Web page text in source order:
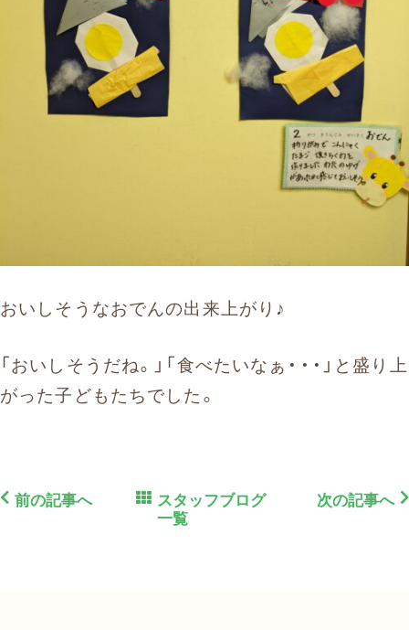
おいしそうなおでんの出来上がり♪
「おいしそうだね。」「食べたいなぁ・・・」と盛り上
がった子どもたちでした。
前の記事へ
スタッフブログ
一覧
次の記事へ